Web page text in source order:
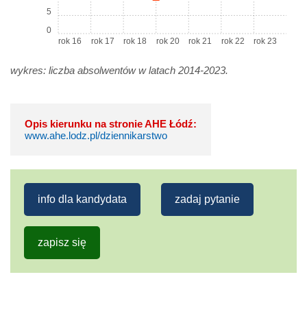
rok 16 rok 17 rok 18 rok 20 rok 21 rok 22 rok 23
0
5
wykres: liczba absolwentów w latach 2014-2023.
Opis kierunku na stronie AHE Łódź:
www.ahe.lodz.pl/dziennikarstwo
info dla kandydata zadaj pytanie
zapisz się